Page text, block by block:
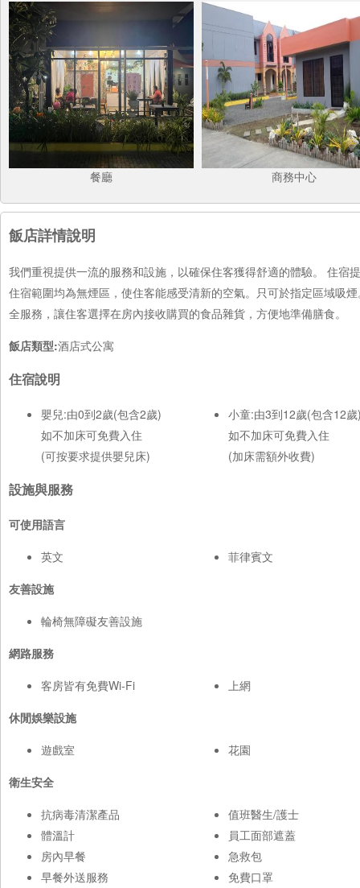
餐廳 商務中心
飯店詳情說明
我們重視提供一流的服務和設施，以確保住客獲得舒適的體驗。 住
住宿範圍均為無煙區，使住客能感受清新的空氣。只可於指定區域吸
全服務，讓住客選擇在房內接收購買的食品雜貨，方便地準備膳食。
飯店類型:酒店式公寓
住宿說明
嬰兒:由0到2歲(包含2歲)
如不加床可免費入住
(可按要求提供嬰兒床)
小童:由3到12歲(包含12
如不加床可免費入住
(加床需額外收費)
設施與服務
可使用語言
英文
菲律賓文
友善設施
輪椅無障礙友善設施
網路服務
客房皆有免費Wi-Fi
上網
休閒娛樂設施
遊戲室
花園
衛生安全
抗病毒清潔產品
體溫計
房內早餐
早餐外送服務
值班醫生/護士
員工面部遮蓋
急救包
免費口罩